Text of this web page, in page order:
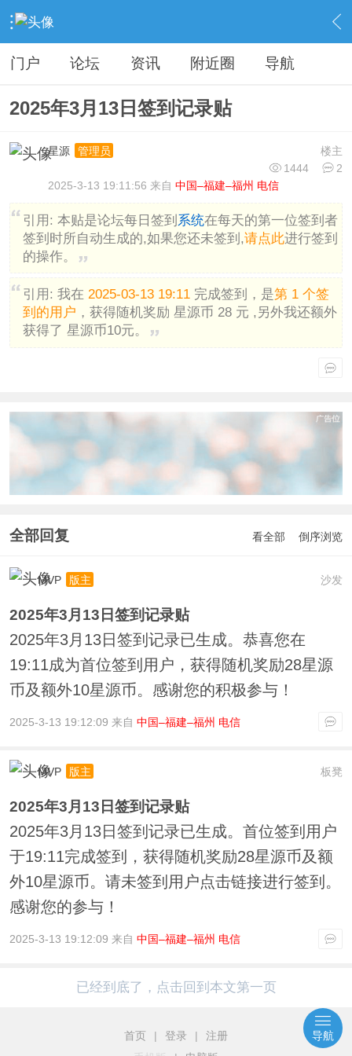
› 分类信息 › 广告灌水 › 内容
门户 论坛 资讯 附近圈 导航
2025年3月13日签到记录贴
楼主
星源
管理员
1444
2
2025-3-13 19:11:56 来自 中国–福建–福州 电信
引用: 本贴是论坛每日签到 系统在每天的第一位签到者
签到时所自动生成的,如果您还未签到,请点此进行签到
的操作。
引用: 我在 2025-03-13 19:11完成签到，是第 1 个签
到的用户 ，获得随机奖励 星源币 28 元 ,另外我还额外
获得了 星源币10元。
全部回复 看全部 倒序浏览
沙发
MVP 版主
2025年3月13日签到记录贴
2025年3月13日签到记录已生成。恭喜您在
19:11成为首位签到用户，获得随机奖励28星源
币及额外10星源币。感谢您的积极参与！
2025-3-13 19:12:09 来自 中国–福建–福州 电信
板凳
MVP 版主
2025年3月13日签到记录贴
2025年3月13日签到记录已生成。首位签到用户
于19:11完成签到，获得随机奖励28星源币及额
外10星源币。请未签到用户点击链接进行签到。
感谢您的参与！
2025-3-13 19:12:09 来自 中国–福建–福州 电信
已经到底了，点击回到本文第一页
首页 | 登录 |
注册
导航